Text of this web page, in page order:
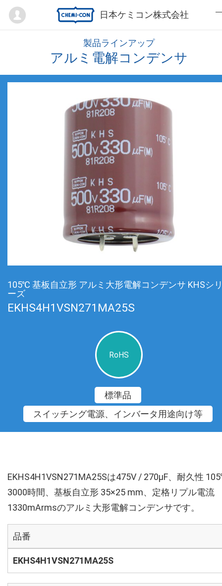
日本ケミコン株式会社
Mypage
製品ラインアップ
アルミ電解コンデンサ
105℃ 基板自立形 アルミ大形電解コンデンサ KHSシ
ーズ
EKHS4H1VSN271MA25S
RoHS
標準品
スイッチング電源、インバータ用途向け等
EKHS4H1VSN271MA25Sは475V / 270µF、耐久性
3000時間、基板自立形 35×25 mm、定格リプル電流
1330mArmsのアルミ大形電解コンデンサです。
品番
EKHS4H1VSN271MA25S